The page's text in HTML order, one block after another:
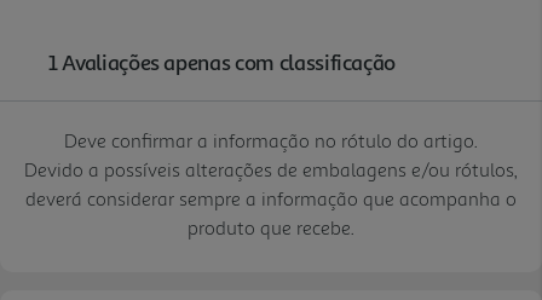
Deve confirmar a informação no rótulo do artigo.
Devido a possíveis alterações de embalagens e/ou rótulos,
deverá considerar sempre a informação que acompanha o
produto que recebe.